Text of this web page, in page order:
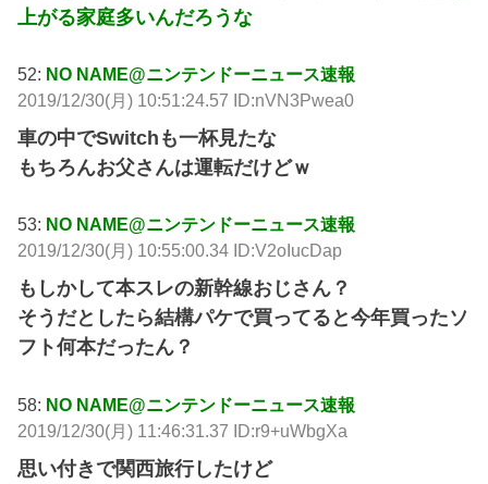
上がる家庭多いんだろうな
52: NO NAME@ニンテンドーニュース速報
2019/12/30(月) 10:51:24.57 ID:nVN3Pwea0
車の中でSwitchも一杯見たな
もちろんお父さんは運転だけどｗ
53: NO NAME@ニンテンドーニュース速報
2019/12/30(月) 10:55:00.34 ID:V2oIucDap
もしかして本スレの新幹線おじさん？
そうだとしたら結構パケで買ってると今年買ったソ
フト何本だったん？
58: NO NAME@ニンテンドーニュース速報
2019/12/30(月) 11:46:31.37 ID:r9+uWbgXa
思い付きで関西旅行したけど